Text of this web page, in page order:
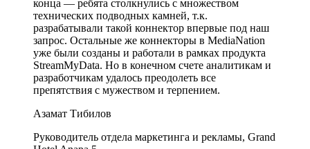
конца — ребята столкнулись с множеством
технических подводных камней, т.к.
разрабатывали такой коннектор впервые под наш
запрос. Остальные же коннекторы в MediaNation
уже были созданы и работали в рамках продукта
StreamMyData. Но в конечном счете аналитикам и
разработчикам удалось преодолеть все
препятствия с мужеством и терпением.
Азамат Тибилов
Руководитель отдела маркетинга и рекламы, Grand